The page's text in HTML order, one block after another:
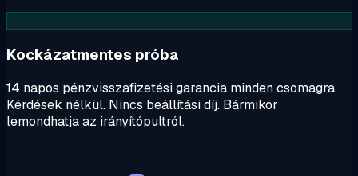
Kockázatmentes próba
14 napos pénzvisszafizetési garancia minden csomagra.
Kérdések nélkül. Nincs beállítási díj. Bármikor
lemondhatja az irányítópultról.